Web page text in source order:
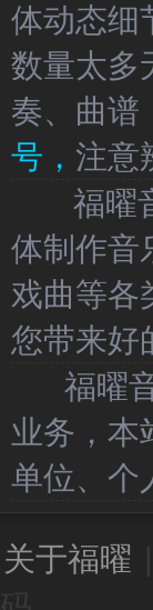
体动态细
数量太多
奏、曲谱
号， 注意
福曜音
体制作音
戏曲等各
您带来好
福曜音
业务，本
单位、个
关于福曜